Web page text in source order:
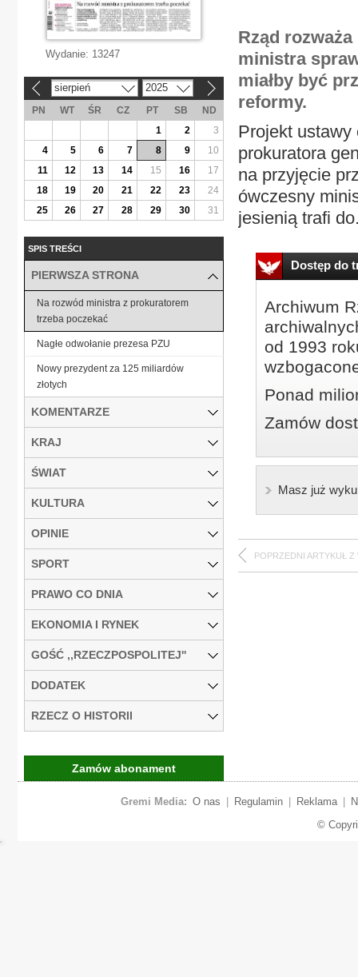
Rząd
ministra
miałby być
reformy.
Projekt ustawy
prokuratora
na przyjęcie
ówczesny
jesienią trafi
Dostęp do
Archiwum
od 1993
Ponad
Zamów
Masz już
POPRZEDNI ARTYKUŁ Z
Wydanie: 13247
sierpień 2025
PN WT ŚR CZ PT SB
ND
1
2
3
4
5 6 7 8 9
10
11
12 13 14 15 16
17
18
19 20 21 22 23
24
25
26 27 28 29 30 31
SPIS TREŚCI
PIERWSZA STRONA
Na rozwód ministra z prokuratorem
trzeba poczekać
Nagłe odwołanie prezesa PZU
Nowy prezydent za 125 miliardów
złotych
KOMENTARZE
KRAJ
ŚWIAT
KULTURA
OPINIE
SPORT
PRAWO CO DNIA
EKONOMIA I RYNEK
GOŚĆ ,,RZECZPOSPOLITEJ''
DODATEK
RZECZ O HISTORII
Zamów abonament
Gremi Media: O nas Regulamin Reklama
©